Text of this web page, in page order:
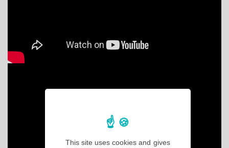
This site uses cookies and gives